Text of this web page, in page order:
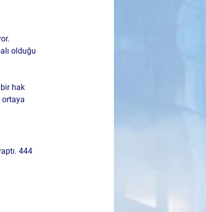
olduğu
hak
ortaya
444